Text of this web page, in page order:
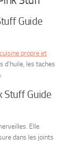
Guide
cuisine propre et
d’huile, les taches
Stuff Guide
Elle
dans les joints